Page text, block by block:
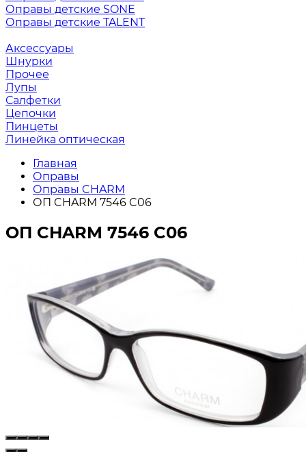
Оправы детские SONE
Оправы детские TALENT
Аксессуары
Шнурки
Прочее
Лупы
Салфетки
Цепочки
Пинцеты
Линейка оптическая
Главная
Оправы
Оправы CHARM
ОП CHARM 7546 C06
ОП CHARM 7546 C06